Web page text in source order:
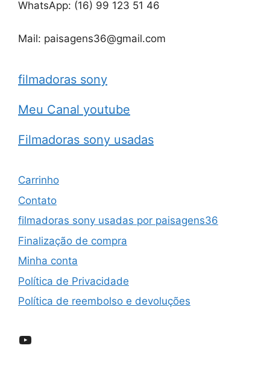
WhatsApp: (16) 99 123 51 46
Mail: paisagens36@gmail.com
filmadoras sony
Meu Canal youtube
Filmadoras sony usadas
Carrinho
Contato
filmadoras sony usadas por paisagens36
Finalização de compra
Minha conta
Política de Privacidade
Política de reembolso e devoluções
YouTube